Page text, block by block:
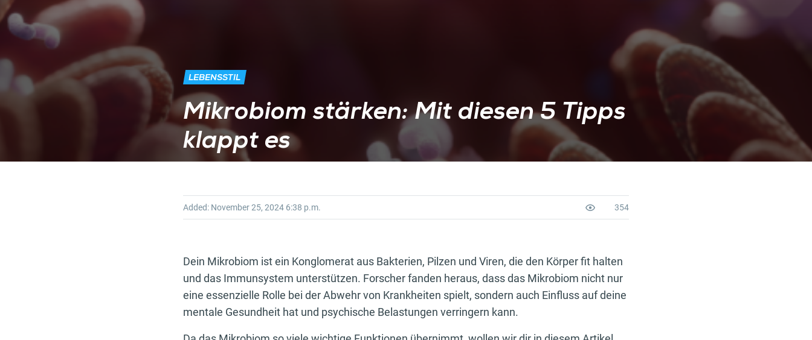
LEBENSSTIL
Mikrobiom stärken: Mit diesen 5 Tipps
klappt es
Added: November 25, 2024 6:38 p.m. 354
Dein Mikrobiom ist ein Konglomerat aus Bakterien, Pilzen und Viren, die den Körper fit halten
und das Immunsystem unterstützen. Forscher fanden heraus, dass das Mikrobiom nicht nur
eine essenzielle Rolle bei der Abwehr von Krankheiten spielt, sondern auch Einfluss auf deine
mentale Gesundheit hat und psychische Belastungen verringern kann.